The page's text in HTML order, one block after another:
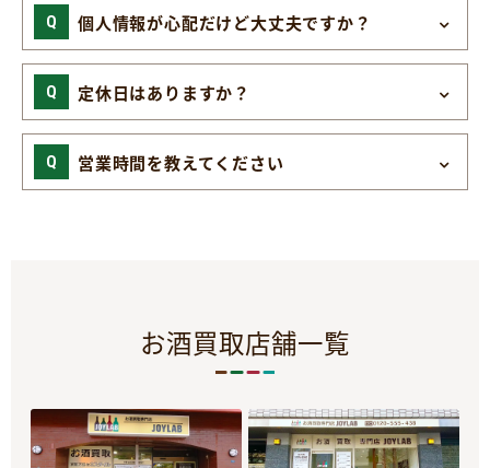
個人情報が心配だけど大丈夫ですか？
定休日はありますか？
営業時間を教えてください
お酒買取店舗一覧